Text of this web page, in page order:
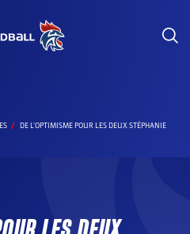
DE L'OPTIMISME POUR LES DEUX STÉPHANIE